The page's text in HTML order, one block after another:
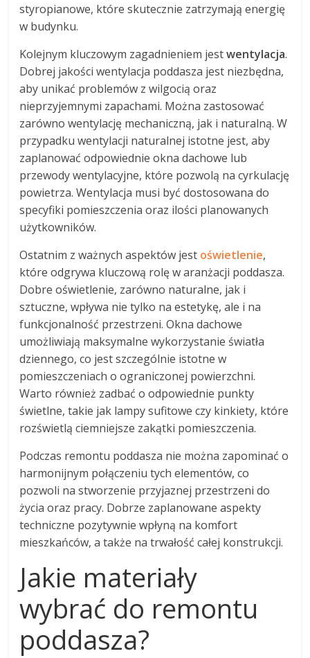
styropianowe, które skutecznie zatrzymają energię
w budynku.
Kolejnym kluczowym zagadnieniem jestwentylacja.
Dobrej jakości wentylacja poddasza jest niezbędna,
aby unikać problemów z wilgocią oraz
nieprzyjemnymi zapachami. Można zastosować
zarówno wentylację mechaniczną, jak i naturalną. W
przypadku wentylacji naturalnej istotne jest, aby
zaplanować odpowiednie okna dachowe lub
przewody wentylacyjne, które pozwolą na cyrkulację
powietrza. Wentylacja musi być dostosowana do
specyfiki pomieszczenia oraz ilości planowanych
użytkowników.
Ostatnim z ważnych aspektów jest oświetlenie,
które odgrywa kluczową rolę w aranżacji poddasza.
Dobre oświetlenie, zarówno naturalne, jak i
sztuczne, wpływa nie tylko na estetykę, ale i na
funkcjonalność przestrzeni. Okna dachowe
umożliwiają maksymalne wykorzystanie światła
dziennego, co jest szczególnie istotne w
pomieszczeniach o ograniczonej powierzchni.
Warto również zadbać o odpowiednie punkty
świetlne, takie jak lampy sufitowe czy kinkiety, które
rozświetlą ciemniejsze zakątki pomieszczenia.
Podczas remontu poddasza nie można zapominać o
harmonijnym połączeniu tych elementów, co
pozwoli na stworzenie przyjaznej przestrzeni do
życia oraz pracy. Dobrze zaplanowane aspekty
techniczne pozytywnie wpłyną na komfort
mieszkańców, a także na trwałość całej konstrukcji.
Jakie materiały
wybrać do remontu
poddasza?